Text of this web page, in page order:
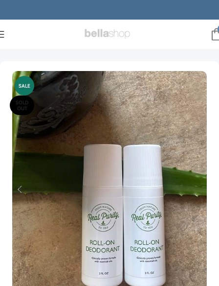
SALE
SOLD
OUT